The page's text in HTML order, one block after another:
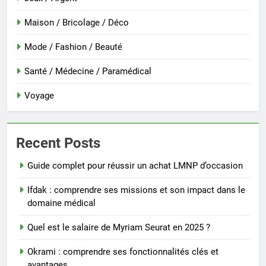
Maison / Bricolage / Déco
Mode / Fashion / Beauté
Santé / Médecine / Paramédical
Voyage
Recent Posts
Guide complet pour réussir un achat LMNP d’occasion
Ifdak : comprendre ses missions et son impact dans le
domaine médical
Quel est le salaire de Myriam Seurat en 2025 ?
Okrami : comprendre ses fonctionnalités clés et